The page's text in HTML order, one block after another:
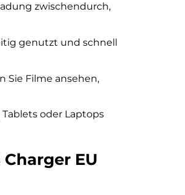
zwischendurch,
genutzt und schnell
Sie Filme ansehen,
oder Laptops
EU